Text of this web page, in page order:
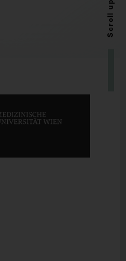
Scroll up